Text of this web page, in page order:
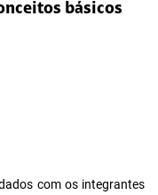
básicos
com os integrantes